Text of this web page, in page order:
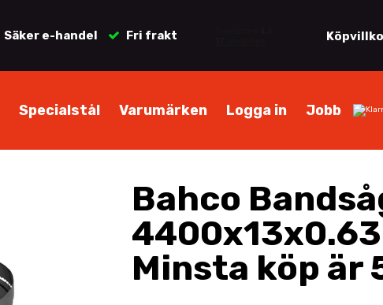
Säker e-handel Fri frakt
Specialstål Varumärken Logga in Jobb
Bahco
Minsta köp är